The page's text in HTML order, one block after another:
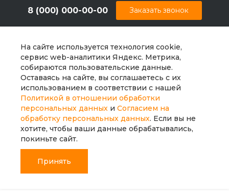
На сайте используется технология cookie,
сервис web-аналитики Яндекс. Метрика,
собираются пользовательские данные.
Оставаясь на сайте, вы соглашаетесь с их
использованием в соответствии с нашей
Политикой в отношении обработки
персональных данных и Согласием на
обработку персональных данных. Если вы не
хотите, чтобы ваши данные обрабатывались,
покиньте сайт.
Принять
8 (000) 000-00-00
г. Екатеринбург, ул. Шапкина, д. 11
Заказать звонок
© 2026 Universe, Все права защищены